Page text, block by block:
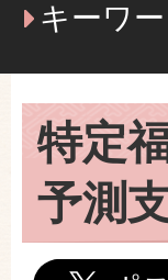
キーワ
特定
予測